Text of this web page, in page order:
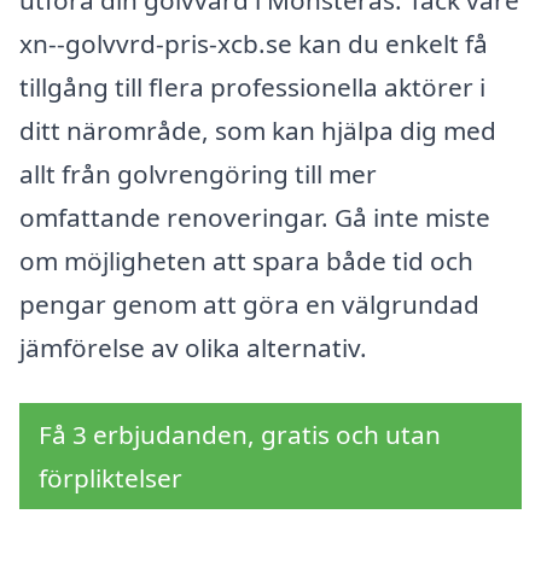
xn--golvvrd-pris-xcb.se kan du enkelt få
tillgång till flera professionella aktörer i
ditt närområde, som kan hjälpa dig med
allt från golvrengöring till mer
omfattande renoveringar. Gå inte miste
om möjligheten att spara både tid och
pengar genom att göra en välgrundad
jämförelse av olika alternativ.
Få 3 erbjudanden, gratis och utan
förpliktelser